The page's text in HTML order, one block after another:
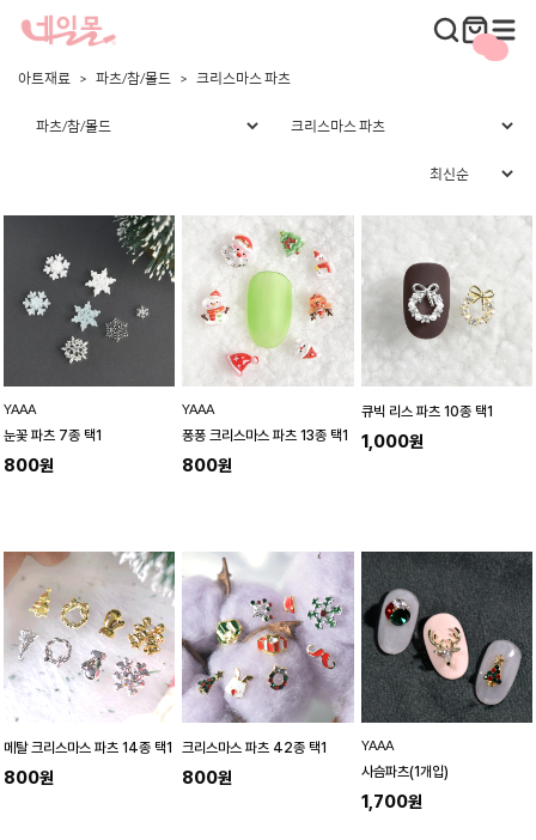
아트재료 파츠/참/몰드 크리스마스 파츠
YAAA
눈꽃 파츠 7종 택1
800원
YAAA
퐁퐁 크리스마스 파츠 13종 택1
800원
큐빅 리스 파츠 10종 택1
1,000원
메탈 크리스마스 파츠 14종 택1
800원
크리스마스 파츠 42종 택1
800원
YAAA
사슴파츠(1개입)
1,700원